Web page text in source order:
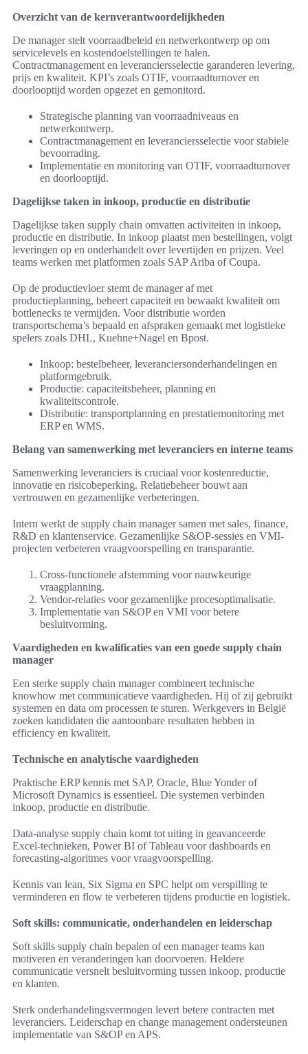
Overzicht van de kernverantwoordelijkheden
De manager stelt voorraadbeleid en netwerkontwerp op om
servicelevels en kostendoelstellingen te halen.
Contractmanagement en leveranciersselectie garanderen levering,
prijs en kwaliteit. KPI’s zoals OTIF, voorraadturnover en
doorlooptijd worden opgezet en gemonitord.
Strategische planning van voorraadniveaus en
netwerkontwerp.
Contractmanagement en leveranciersselectie voor stabiele
bevoorrading.
Implementatie en monitoring van OTIF, voorraadturnover
en doorlooptijd.
Dagelijkse taken in inkoop, productie en distributie
Dagelijkse taken supply chain omvatten activiteiten in inkoop,
productie en distributie. In inkoop plaatst men bestellingen, volgt
leveringen op en onderhandelt over levertijden en prijzen. Veel
teams werken met platformen zoals SAP Ariba of Coupa.
Op de productievloer stemt de manager af met
productieplanning, beheert capaciteit en bewaakt kwaliteit om
bottlenecks te vermijden. Voor distributie worden
transportschema’s bepaald en afspraken gemaakt met logistieke
spelers zoals DHL, Kuehne+Nagel en Bpost.
Inkoop: bestelbeheer, leveranciersonderhandelingen en
platformgebruik.
Productie: capaciteitsbeheer, planning en
kwaliteitscontrole.
Distributie: transportplanning en prestatiemonitoring met
ERP en WMS.
Belang van samenwerking met leveranciers en interne teams
Samenwerking leveranciers is cruciaal voor kostenreductie,
innovatie en risicobeperking. Relatiebeheer bouwt aan
vertrouwen en gezamenlijke verbeteringen.
Intern werkt de supply chain manager samen met sales, finance,
R&D en klantenservice. Gezamenlijke S&OP-sessies en VMI-
projecten verbeteren vraagvoorspelling en transparantie.
Cross-functionele afstemming voor nauwkeurige
vraagplanning.
Vendor-relaties voor gezamenlijke procesoptimalisatie.
Implementatie van S&OP en VMI voor betere
besluitvorming.
Vaardigheden en kwalificaties van een goede supply chain
manager
Een sterke supply chain manager combineert technische
knowhow met communicatieve vaardigheden. Hij of zij gebruikt
systemen en data om processen te sturen. Werkgevers in België
zoeken kandidaten die aantoonbare resultaten hebben in
efficiency en kwaliteit.
Technische en analytische vaardigheden
Praktische ERP kennis met SAP, Oracle, Blue Yonder of
Microsoft Dynamics is essentieel. Die systemen verbinden
inkoop, productie en distributie.
Data-analyse supply chain komt tot uiting in geavanceerde
Excel-technieken, Power BI of Tableau voor dashboards en
forecasting-algoritmes voor vraagvoorspelling.
Kennis van lean, Six Sigma en SPC helpt om verspilling te
verminderen en flow te verbeteren tijdens productie en logistiek.
Soft skills: communicatie, onderhandelen en leiderschap
Soft skills supply chain bepalen of een manager teams kan
motiveren en veranderingen kan doorvoeren. Heldere
communicatie versnelt besluitvorming tussen inkoop, productie
en klanten.
Sterk onderhandelingsvermogen levert betere contracten met
leveranciers. Leiderschap en change management ondersteunen
implementatie van S&OP en APS.